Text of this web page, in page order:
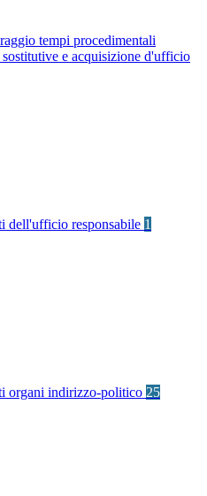
tempi procedimentali
e acquisizione d'ufficio
dell'ufficio responsabile 1
organi indirizzo-politico 25